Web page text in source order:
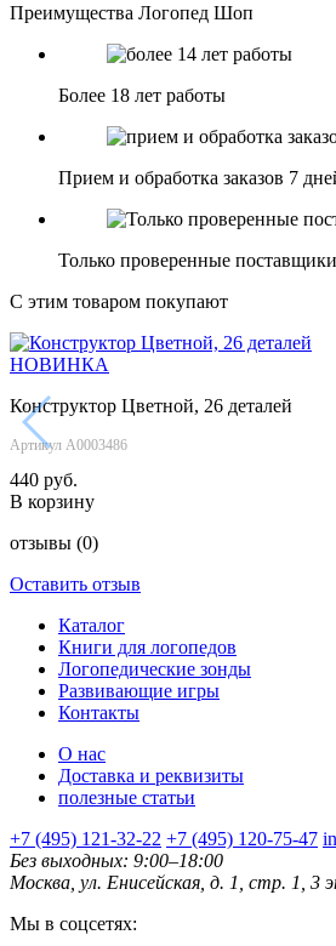
Преимущества Логопед Шоп
Более 18 лет работы
Прием и обработка заказов 7
Только проверенные поставщики
С этим товаром покупают
НОВИНКА
Конструктор Цветной, 26 деталей
Артикул А0003486
440 руб.
В корзину
‹
отзывы (0)
Оставить отзыв
Каталог
Книги для логопедов
Логопедические зонды
Развивающие игры
Контакты
О нас
Доставка и реквизиты
полезные статьи
+7 (495) 121-32-22 +7 (495) 120-75-47
Без выходных: 9:00–18:00
Москва, ул. Енисейская, д. 1, стр. 1,
Мы в соцсетях: